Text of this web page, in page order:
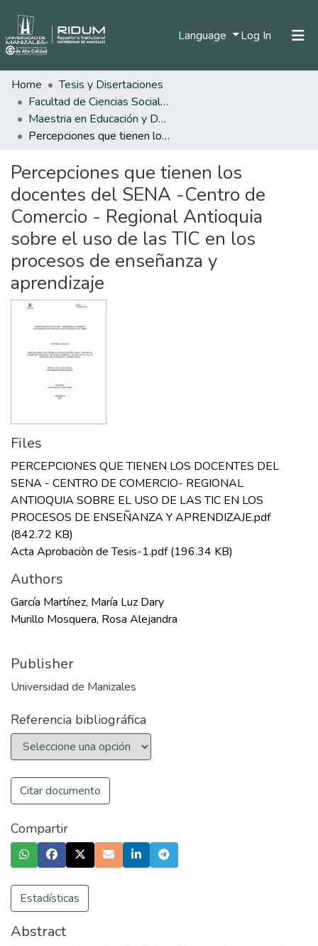
Language Log In (current)
Home
Tesis y Disertaciones
Facultad de Ciencias Sociales y Humanas
Maestria en Educación y Desarrollo Humano
Percepciones que tienen los docentes del SENA -Centro de Comercio - Regional Antioquia sobre el uso de las TIC en los procesos de enseñanza y aprendizaje
Percepciones que tienen los
docentes del SENA -Centro de
Comercio - Regional Antioquia
sobre el uso de las TIC en los
procesos de enseñanza y
aprendizaje
Files
PERCEPCIONES QUE TIENEN LOS DOCENTES DEL
SENA - CENTRO DE COMERCIO- REGIONAL
ANTIOQUIA SOBRE EL USO DE LAS TIC EN LOS
PROCESOS DE ENSEÑANZA Y APRENDIZAJE.pdf
(842.72 KB)
Acta Aprobaciòn de Tesis-1.pdf(196.34 KB)
Authors
García Martínez, María Luz Dary
Murillo Mosquera, Rosa Alejandra
Publisher
Universidad de Manizales
Referencia bibliográfica
Citar documento
Compartir
Estadísticas
Abstract